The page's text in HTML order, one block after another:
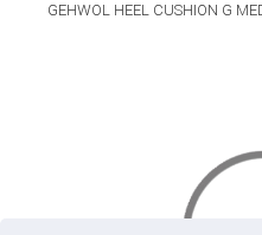
GEHWOL HEEL CUSHION G